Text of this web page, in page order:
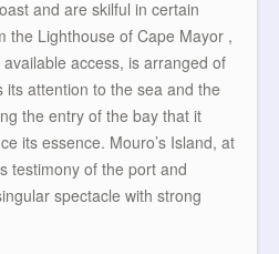
and are skilful in certain
the Lighthouse of Cape Mayor ,
access, is arranged of
attention to the sea and the
the entry of the bay that it
its essence. Mouro’s Island, at
testimony of the port and
spectacle with strong